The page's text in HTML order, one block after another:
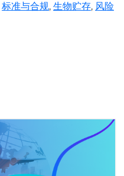
标准与合规, 生物贮存, 风险